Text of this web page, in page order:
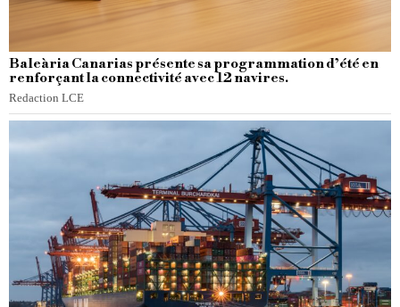
Baleària Canarias présente sa programmation d’été en
renforçant la connectivité avec 12 navires.
Redaction LCE